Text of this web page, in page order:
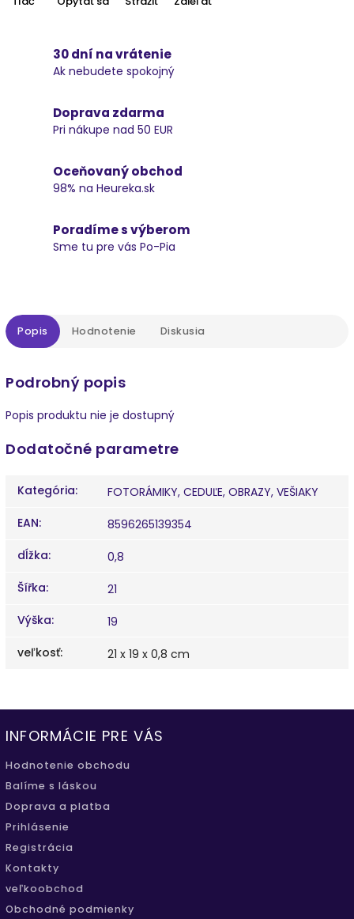
30 dní na vrátenie
Ak nebudete spokojný
Doprava zdarma
Pri nákupe nad 50 EUR
Oceňovaný obchod
98% na Heureka.sk
Poradíme s výberom
Sme tu pre vás Po-Pia
Popis Hodnotenie Diskusia
Podrobný popis
Popis produktu nie je dostupný
Dodatočné parametre
Kategória:
FOTORÁMIKY, CEDUĽE, OBRAZY, VEŠIAKY
EAN:
8596265139354
dĺžka:
0,8
Šířka:
21
Výška:
19
veľkosť: 21 x 19 x 0,8 cm
INFORMÁCIE PRE VÁS
Hodnotenie obchodu
Balíme s láskou
Doprava a platba
Prihlásenie
Registrácia
Kontakty
veľkoobchod
Obchodné podmienky